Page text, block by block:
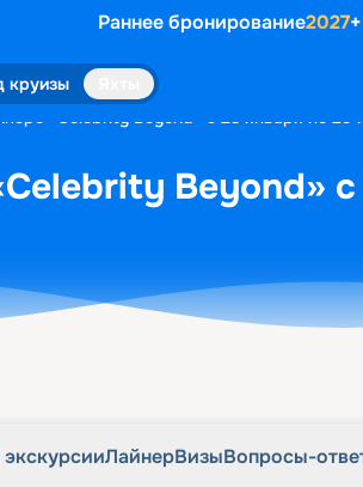
Раннее бронирование2027+
«Celebrity Beyond» с 23 января по 29
Beyond»
ЛайнерВизыВопросы-